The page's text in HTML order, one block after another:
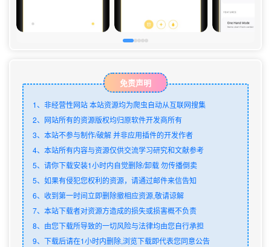
免责声明
1、非经营性网站 本站资源均为爬虫自动从互联网搜集
2、网站所有的资源版权均归原软件开发商所有
3、本站不参与制作/破解 并非应用插件的开发作者
4、本站所有内容与资源仅供交流学习研究和文献参考
5、请你下载安装1小时内自觉删除/卸载 勿传播倒卖
5、如果有侵犯您权利的资源，请通过邮件来信告知
6、收到第一时间立即删除撤相应资源,敬请谅解
7、本站下载者对资源方造成的损失或损害概不负责
8、由您下载所导致的一切风险与法律均由您自行承担
9、下载后请在1小时内删除,浏览下载即代表您同意公告